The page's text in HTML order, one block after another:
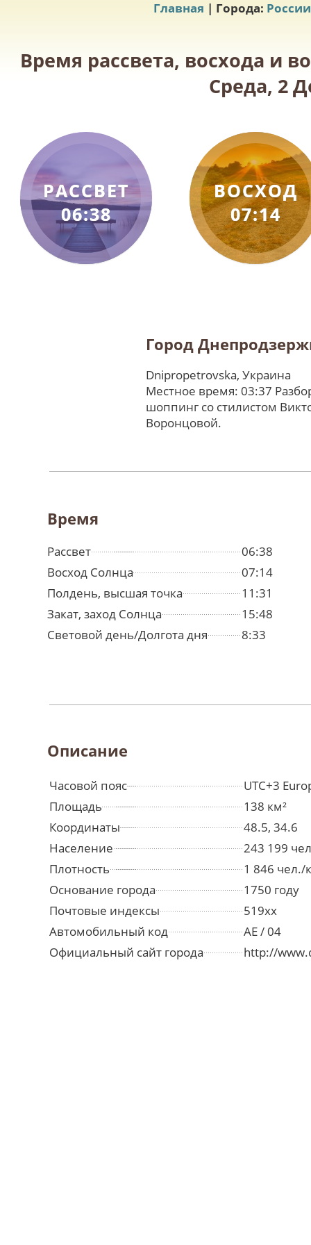
Главная | Города: России
Время рассвета, восхода и
Среда, 2
РАССВЕТ
06:38
ВОСХОД
07:14
Город
Dnipropetrovska, Украина
Местное время: 03:37
шоппинг со стилистом
Воронцовой.
Время
Рассвет
06:38
Восход Солнца
07:14
Полдень, высшая точка
11:31
Закат, заход Солнца
15:48
Световой день/Долгота дня
8:33
Описание
Часовой пояс
UTC+3
Площадь
138 км²
Координаты
48.5, 34.6
Население
243 199
Плотность
1 846 чел./
Основание города
1750 году
Почтовые индексы
519хх
Автомобильный код
AE / 04
Официальный сайт города
http://